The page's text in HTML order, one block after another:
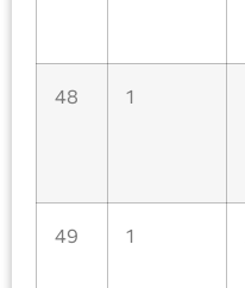
48 1
49 1